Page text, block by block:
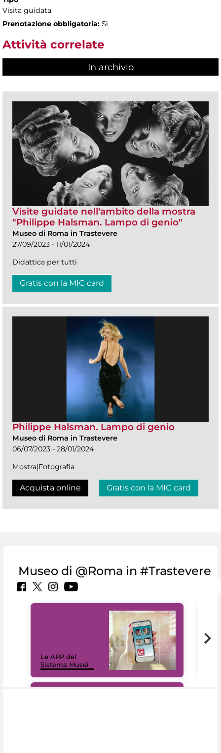
Visita guidata
Prenotazione obbligatoria: Sì
Attività correlate
In archivio
Visite guidate nell'ambito della mostra
"Philippe Halsman. Lampo di genio"
Museo di Roma in Trastevere
27/09/2023 - 11/01/2024
Didattica per tutti
Gratis con la MIC card
Philippe Halsman. Lampo di genio
Museo di Roma in Trastevere
06/07/2023 - 28/01/2024
Mostra|Fotografia
Acquista online Gratis con la MIC card
Museo di @Roma in #Trastevere
Le APP del
Sistema Musei